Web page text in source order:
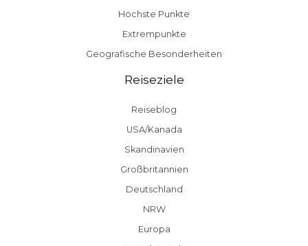
Höchste Punkte
Extrempunkte
Geografische Besonderheiten
Reiseziele
Reiseblog
USA/Kanada
Skandinavien
Großbritannien
Deutschland
NRW
Europa